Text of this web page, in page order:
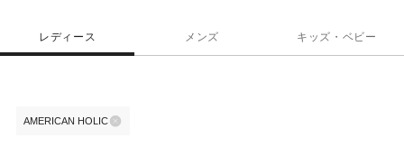
レディース メンズ キッズ・ベビー
AMERICAN HOLIC